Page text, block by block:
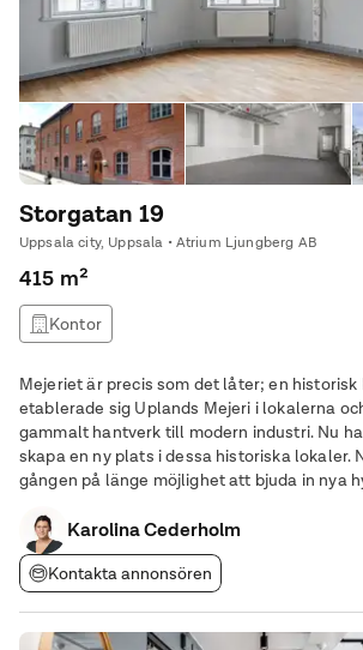
Storgatan 19
Uppsala city, Uppsala • Atrium Ljungberg AB
415 m²
Kontor
Mejeriet är precis som det låter; en historisk
etablerade sig Uplands Mejeri i lokalerna
gammalt hantverk till modern industri. Nu
skapa en ny plats i dessa historiska lokaler. Nu har vi för första
gången på länge möjlighet att bjuda in nya
3 minuter från
Karolina Cederholm
Kontakta annonsören